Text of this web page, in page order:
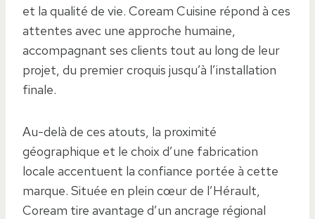
et la qualité de vie. Coream Cuisine répond à ces
attentes avec une approche humaine,
accompagnant ses clients tout au long de leur
projet, du premier croquis jusqu’à l’installation
finale.
Au-delà de ces atouts, la proximité
géographique et le choix d’une fabrication
locale accentuent la confiance portée à cette
marque. Située en plein cœur de l’Hérault,
Coream tire avantage d’un ancrage régional